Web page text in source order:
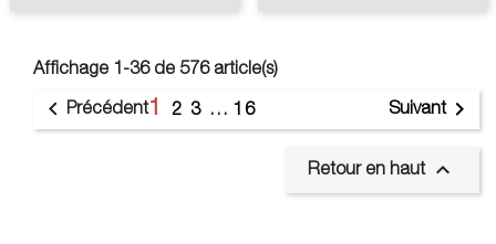
Affichage 1-36 de 576 article(s)
 Précédent1 2 3 … 16 Suivant
Retour en haut 